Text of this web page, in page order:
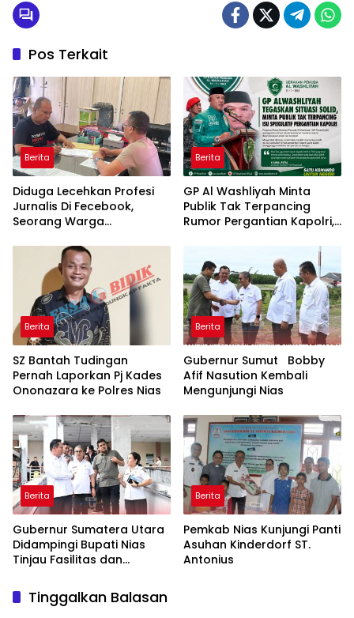
Pos Terkait
Berita
Diduga Lecehkan Profesi
Jurnalis Di Fecebook,
Seorang Warga
Berita
GP Al Washliyah Minta
Publik Tak Terpancing
Rumor Pergantian Kapolri,
Berita
SZ Bantah Tudingan
Pernah Laporkan Pj Kades
Ononazara ke Polres Nias
Berita
Gubernur Sumut Bobby
Afif Nasution Kembali
Mengunjungi Nias
Berita
Gubernur Sumatera Utara
Didampingi Bupati Nias
Tinjau Fasilitas dan
M. Thomsen
Berita
Pemkab Nias Kunjungi Panti
Asuhan Kinderdorf ST.
Antonius
Tinggalkan Balasan